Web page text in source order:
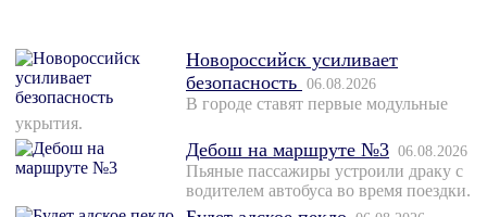
Новороссийск усиливает
безопасность 06.08.2026
В городе ставят первые модульные
укрытия.
Дебош на маршруте №3 06.08.2026
Пьяные пассажиры устроили драку с
водителем автобуса во время поездки.